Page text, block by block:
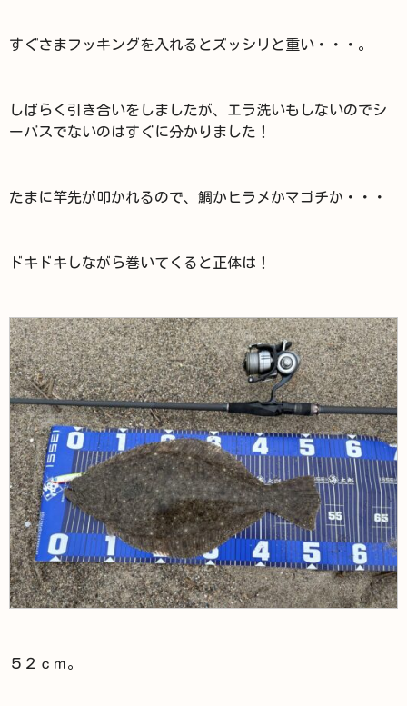
すぐさまフッキングを入れるとズッシリと重い・・・。
しばらく引き合いをしましたが、エラ洗いもしないのでシ
ーバスでないのはすぐに分かりました！
たまに竿先が叩かれるので、鯛かヒラメかマゴチか・・・
ドキドキしながら巻いてくると正体は！
５２ｃｍ。